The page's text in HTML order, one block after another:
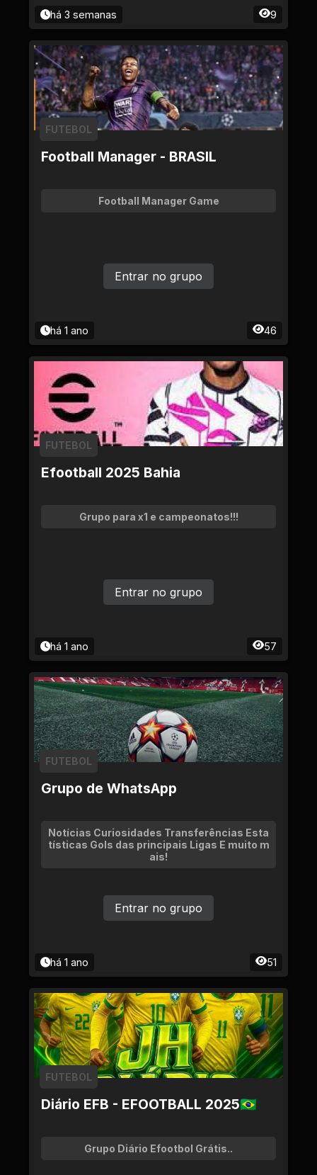
há 3 semanas 9
Football Manager - BRASIL
FUTEBOL
Football Manager Game
há 1 ano 46
Entrar no grupo
Efootball 2025 Bahia
FUTEBOL
Grupo para x1 e campeonatos!!!
há 1 ano 57
Entrar no grupo
Grupo de WhatsApp
FUTEBOL
Notícias Curiosidades Transferências Esta
tísticas Gols das principais Ligas E muito m
ais!
há 1 ano 51
Entrar no grupo
Diário EFB - EFOOTBALL 2025🇧🇷
FUTEBOL
Grupo Diário Efootbol Grátis..